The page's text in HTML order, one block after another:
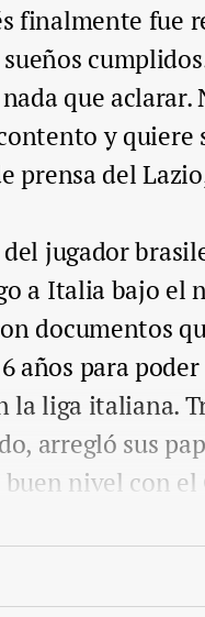
finalmente fue
que aclarar.
y quiere
prensa del
jugador
a Italia bajo el
documentos
años para
liga italiana.
arregló sus
nivel con el